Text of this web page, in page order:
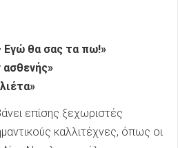
Εγώ θα σας τα πω!»
ασθενής»
επίσης ξεχωριστές
καλλιτέχνες, όπως οι